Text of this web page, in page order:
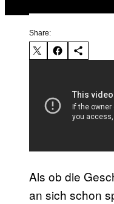
Share:
Als ob die
an sich schon